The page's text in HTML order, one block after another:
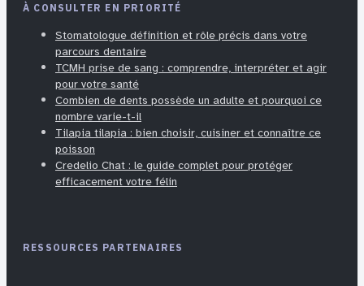
À CONSULTER EN PRIORITÉ
Stomatologue définition et rôle précis dans votre
parcours dentaire
TCMH prise de sang : comprendre, interpréter et agir
pour votre santé
Combien de dents possède un adulte et pourquoi ce
nombre varie-t-il
Tilapia tilapia : bien choisir, cuisiner et connaître ce
poisson
Credelio Chat : le guide complet pour protéger
efficacement votre félin
RESSOURCES PARTENAIRES